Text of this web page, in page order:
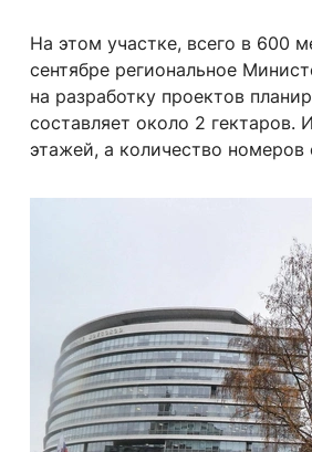
На этом участке, всего в 600
сентябре региональное
на разработку проектов
составляет около 2 гектаров.
этажей, а количество номеров